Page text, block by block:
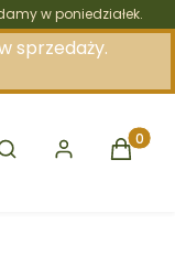
w poniedziałek.
sprzedaży.
Otwórz wyszukiwarkę